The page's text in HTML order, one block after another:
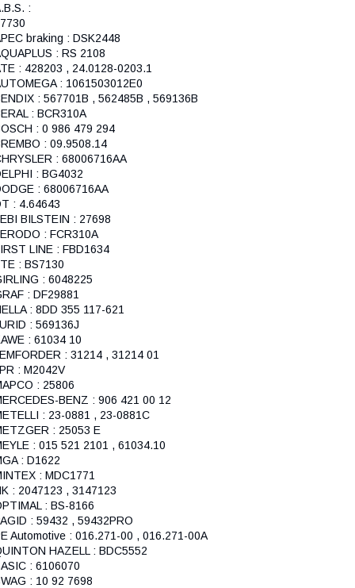
:
braking : DSK2448
: RS 2108
: 428203 , 24.0128-0203.1
: 1061503012E0
: 567701B , 562485B , 569136B
: BCR310A
: 0 986 479 294
: 09.9508.14
: 68006716AA
: BG4032
: 68006716AA
: 4.64643
BILSTEIN : 27698
: FCR310A
LINE : FBD1634
: BS7130
: 6048225
: DF29881
: 8DD 355 117-621
: 569136J
: 61034 10
: 31214 , 31214 01
: M2042V
: 25806
BENZ : 906 421 00 12
: 23-0881 , 23-0881C
: 25053 E
: 015 521 2101 , 61034.10
: D1622
: MDC1771
: 2047123 , 3147123
: BS-8166
: 59432 , 59432PRO
Automotive : 016.271-00 , 016.271-00A
HAZELL : BDC5552
: 6106070
: 10 92 7698